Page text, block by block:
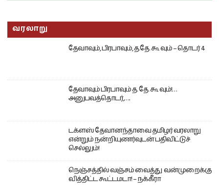
வரலாறு
தேவாவும், பிரபாவும், த.தே. கூ வும் – தொடர் 4
தேவாவும் பிரபாவும் த. தே. கூ வும்!…
அனுபவத்தொடர்,….
டக்ளஸ் தேவானந்தாவை தமிழர் வரலாறு
என்றும் நன்றியுணர்வுடன் பதிவிட்டுச்
செல்லும்!
நெஞ்சத்தில் வஞ்சம் வைத்து வன்முறைக்கு
வித்திட்ட கூட்டமடா! – நக்கீரா